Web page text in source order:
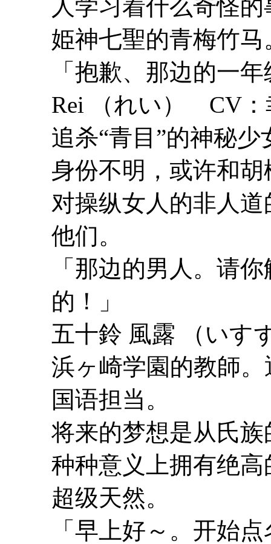
人学习着什么奇怪
姫神七聖的青梅竹马
「抱歉、那边的一
Rei （れい） CV：
追杀“青目”的神秘少
身份不明，或许和
对操纵女人的非人
他们。
「那边的男人。请
的！」
五十鈴 風露 （い
浜ヶ崎学園的教師
国语担当。
将来的梦想是从氏
种种意义上拥有绝
超级天然。
「早上好～。开始